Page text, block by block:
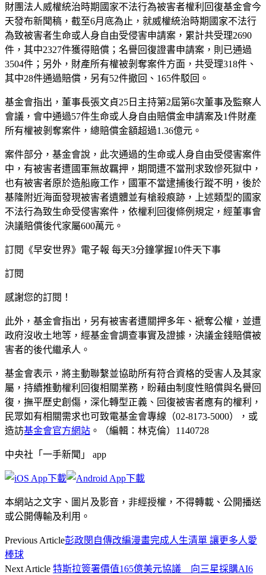
財團法人威權統治時期國家不法行為被害者權利回復基金會今
天發布新聞稿，截至6月底為止，就威權統治時期國家不法行
為致被害者生命或人身自由受侵害申請案，累計共受理2690
件，其中2327件獲得賠償；名譽回復證書申請案，則已通過
3504件；另外，財產所有權被剝奪案件方面，共受理318件、
其中28件通過賠償，另有52件撤回、165件駁回。
基金會指出，董事長張文貞25日主持第2屆第6次董事及監察人
會議，會中通過57件生命或人身自由賠償金申請案及1件財產
所有權被剝奪案件，總賠償金額超過1.36億元。
案件部分，基金會說，此次通過的生命或人身自由受侵害案件
中，有被害者遭國軍無故羈押，期間遭不當刑求致慘死獄中，
也有被害者原於造船廠工作，國軍不當逮捕後行蹤不明，後於
基隆附近海面發現被害者遺體並有槍殺痕跡，上述類型的國家
不法行為致生命受侵害案件，依權利回復條例規定，經董事會
決議賠償後代家屬600萬元。
訂閱《早安世界》電子報 每天3分鐘掌握10件天下事
訂閱
感謝您的訂閱！
此外，基金會指出，另有被害者遭關押多年、褫奪公權，並遭
政府沒收土地等，經基金會調查事實及證據，決議金錢賠償被
害者的後代繼承人。
基金會表示，將主動聯繫並協助所有符合資格的受害人及其家
屬，持續推動權利回復相關業務，盼藉由制度性賠償與名譽回
復，撫平歷史創傷，深化轉型正義、回復被害者應有的權利，
民眾如有相關需求也可致電基金會專線（02-8173-5000），或
造訪基金會官方網站 。（編輯：林克倫）1140728
中央社「一手新聞」 app
本網站之文字、圖片及影音，非經授權，不得轉載、公開播送
或公開傳輸及利用。
Previous Article彭政閔自傳改編漫畫完成人生清單 讓更多人愛
棒球
Next Article 特斯拉簽署價值165億美元協議 向三星採購AI6